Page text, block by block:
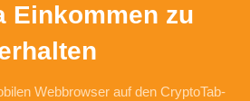
Einkommen zu
Webbrowser auf den CryptoTab-